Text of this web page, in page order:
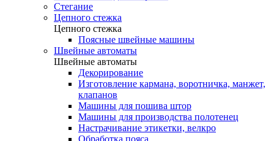
Стегание
Цепного стежка
Цепного стежка
Поясные швейные машины
Швейные автоматы
Швейные автоматы
Декорирование
Изготовление кармана, воротничка, манжет,
клапанов
Машины для пошива штор
Машины для производства полотенец
Настрачивание этикетки, велкро
Обработка пояса